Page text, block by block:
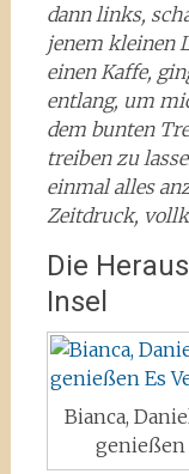
dann links,
jenem kleinen
einen Kaffe,
entlang, um
dem bunten
treiben zu
einmal alles
Zeitdruck,
Die
Insel
Bianca,
genießen